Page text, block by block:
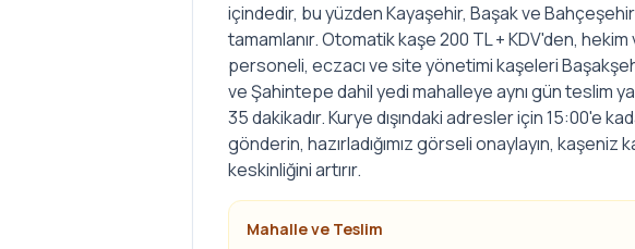
içindedir, bu yüzden Kayaşehir, Başak ve
tamamlanır. Otomatik kaşe 200 TL + KDV'den,
personeli, eczacı ve site yönetimi kaşeleri
ve Şahintepe dahil yedi mahalleye aynı gün teslim
35 dakikadır. Kurye dışındaki adresler için 15:00'e
gönderin, hazırladığımız görseli onaylayın,
keskinliğini artırır.
Mahalle ve Teslim